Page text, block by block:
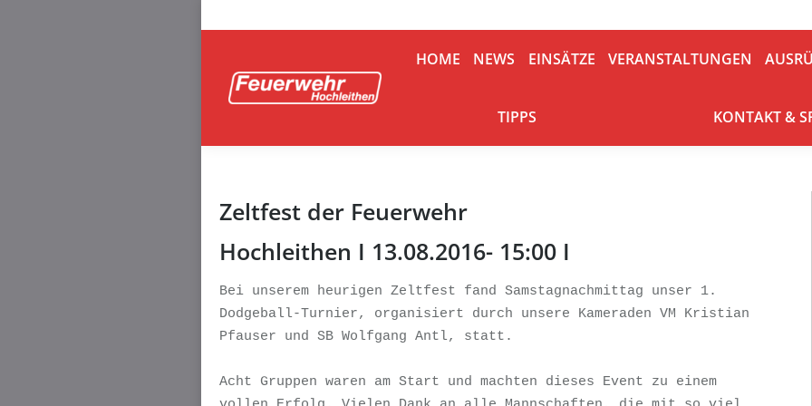
HOME NEWS EINSÄTZE VERANSTALTUNGEN
TIPPS KONTAKT &
Zeltfest der Feuerwehr
Hochleithen I 13.08.2016- 15:00 I
Bei unserem heurigen Zeltfest fand Samstagnachmittag unser 1.
Dodgeball-Turnier, organisiert durch unsere Kameraden VM Kristian
Pfauser und SB Wolfgang Antl, statt.
Acht Gruppen waren am Start und machten dieses Event zu einem
HOME NEWS EINSÄTZE VERANSTALTUNGEN